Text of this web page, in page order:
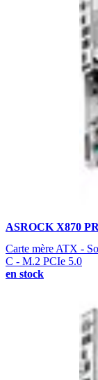
ASROCK X870
Carte mère ATX -
C - M.2 PCIe 5.0
en stock